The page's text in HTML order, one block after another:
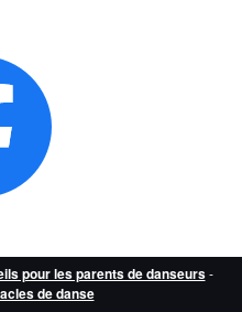
pour les parents de danseurs-
de danse